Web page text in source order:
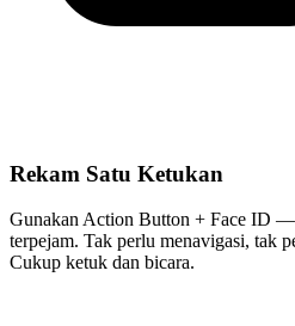
Rekam Satu Ketukan
Gunakan Action Button + Face ID —
terpejam. Tak perlu menavigasi, tak
Cukup ketuk dan bicara.